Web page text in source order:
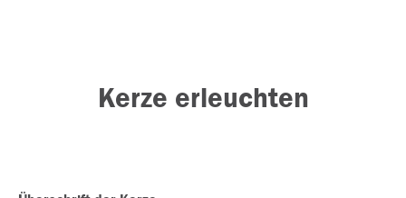
Kerze erleuchten